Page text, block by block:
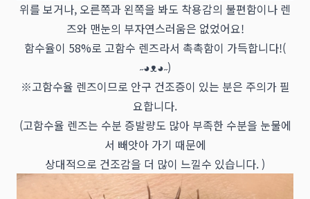
위를 보거나, 오른쪽과 왼쪽을 봐도 착용감의 불편함이나 렌
즈와 맨눈의 부자연스러움은 없었어요!
함수율이 58%로 고함수 렌즈라서 촉촉함이 가득합니다!(
˶◕ᴥ◕˶)
※고함수율 렌즈이므로 안구 건조증이 있는 분은 주의가 필
요합니다.
(고함수율 렌즈는 수분 증발량도 많아 부족한 수분을 눈물에
서 빼앗아 가기 때문에
상대적으로 건조감을 더 많이 느낄수 있습니다. )